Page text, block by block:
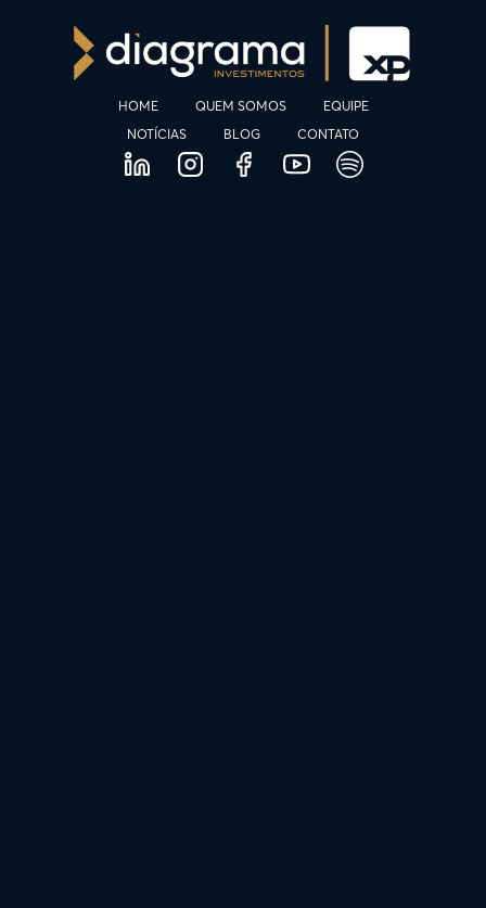
HOME QUEM SOMOS
EQUIPE
NOTÍCIAS
BLOG CONTATO